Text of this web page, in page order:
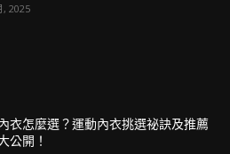
, 2025
衣怎麼選？運動內衣挑選祕訣及推薦
公開！